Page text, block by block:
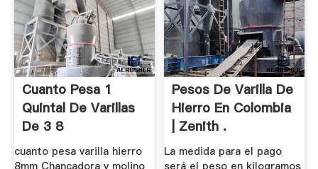
Cuanto Pesa 1
Quintal De Varillas
De 3 8
cuanto pesa varilla hierro
Pesos De Varilla De
Hierro En Colombia
| Zenith .
La medida para el pago